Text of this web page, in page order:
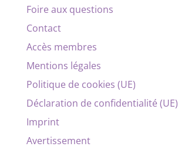
Foire aux questions
Contact
Accès membres
Mentions légales
Politique de cookies (UE)
Déclaration de confidentialité (UE)
Imprint
Avertissement